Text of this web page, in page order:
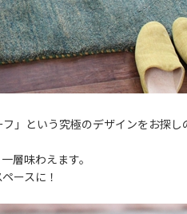
」という究極のデザインをお探し
層味わえます。
ースに！